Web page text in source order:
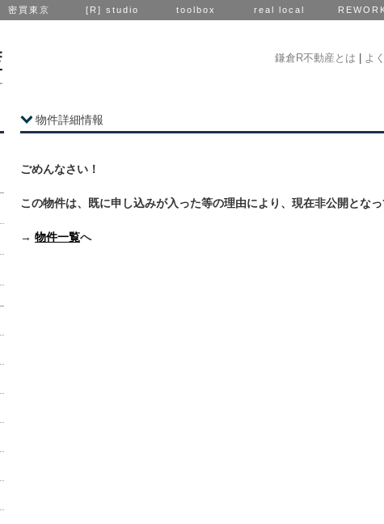
密買東京 [R] studio toolbox real local
鎌倉R不動産とは よ
物件詳細情報
ごめんなさい！
この物件は、既に申し込みが入った等の理由により、現在非公開となっ
→ 物件一覧へ